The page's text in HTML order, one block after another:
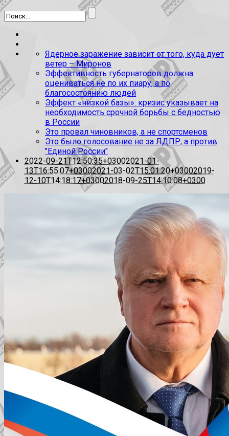
Ядерное заражение зависит от того, куда дует
ветер – Миронов
Эффективность губернаторов должна
оцениваться не по их пиару, а по
благосостоянию людей
Эффект «низкой базы»: кризис указывает на
необходимость срочной борьбы с бедностью
в России
Это провал чиновников, а не спортсменов
Это было голосование не за ЛДПР, а против
"Единой России"
2022-09-21T12:50:35+03002021-01-
13T16:55:07+03002021-03-02T15:01:20+03002019-
12-10T14:18:17+03002018-09-25T14:10:08+0300